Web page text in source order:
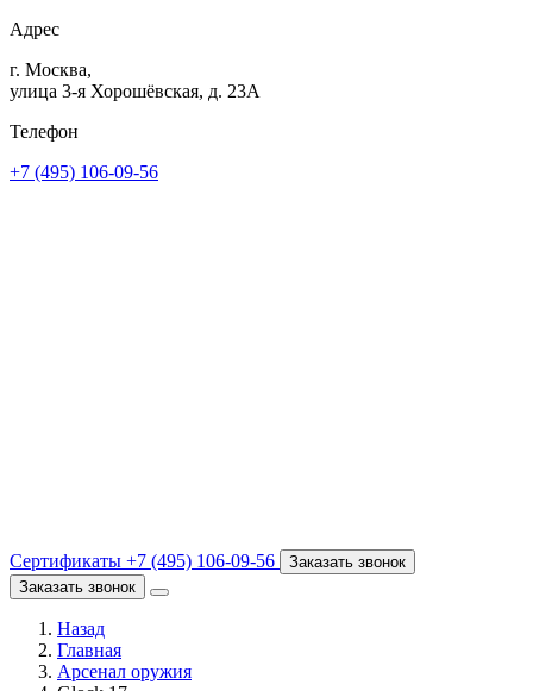
Адрес
г. Москва,
улица 3-я Хорошёвская, д. 23А
Телефон
+7 (495) 106-09-56
Сертификаты +7 (495) 106-09-56
Заказать звонок
Заказать звонок
Назад
Главная
Арсенал оружия